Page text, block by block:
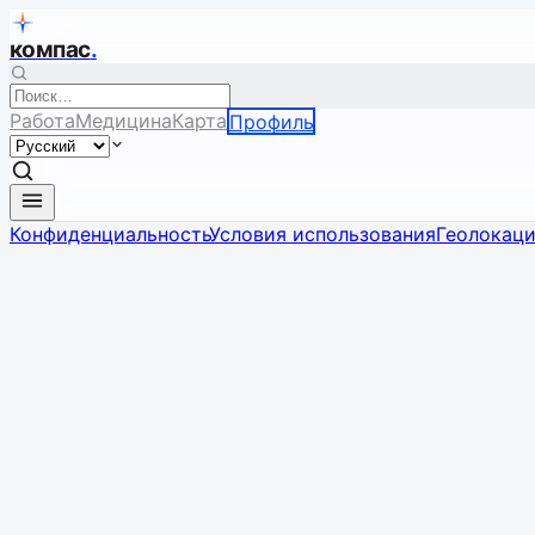
компас.
РаботаМедицинаКарта Профиль
КонфиденциальностьУсловия использования